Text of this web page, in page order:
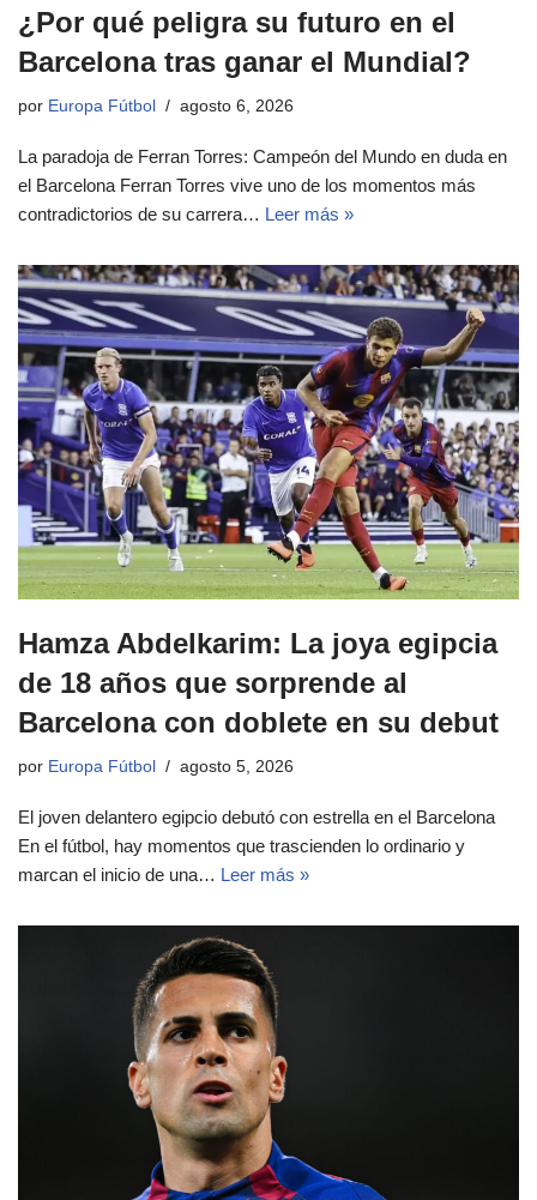
¿Por qué peligra su futuro en el
Barcelona tras ganar el Mundial?
por Europa Fútbol agosto 6, 2026
La paradoja de Ferran Torres: Campeón del Mundo en duda en
el Barcelona Ferran Torres vive uno de los momentos más
contradictorios de su carrera… Leer más »
Hamza Abdelkarim: La joya egipcia
de 18 años que sorprende al
Barcelona con doblete en su debut
por Europa Fútbol agosto 5, 2026
El joven delantero egipcio debutó con estrella en el Barcelona
En el fútbol, hay momentos que trascienden lo ordinario y
marcan el inicio de una… Leer más »